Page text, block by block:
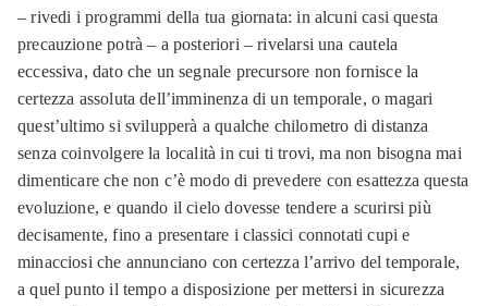
– rivedi i programmi della tua giornata: in alcuni casi questa
precauzione potrà – a posteriori – rivelarsi una cautela
eccessiva, dato che un segnale precursore non fornisce la
certezza assoluta dell’imminenza di un temporale, o magari
quest’ultimo si svilupperà a qualche chilometro di distanza
senza coinvolgere la località in cui ti trovi, ma non bisogna mai
dimenticare che non c’è modo di prevedere con esattezza questa
evoluzione, e quando il cielo dovesse tendere a scurirsi più
decisamente, fino a presentare i classici connotati cupi e
minacciosi che annunciano con certezza l’arrivo del temporale,
a quel punto il tempo a disposizione per mettersi in sicurezza